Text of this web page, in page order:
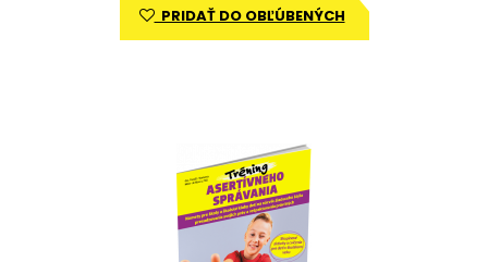
PRIDAŤ DO OBĽÚBENÝCH